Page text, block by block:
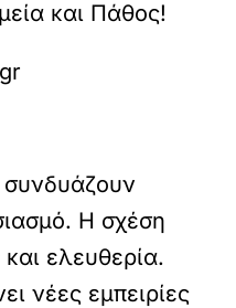
Η σχέση
ελευθερία.
νέες εμπειρίες